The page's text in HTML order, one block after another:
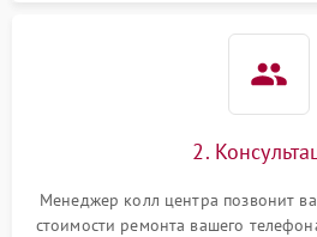
2.
Менеджер колл центра позвонит
стоимости ремонта вашего